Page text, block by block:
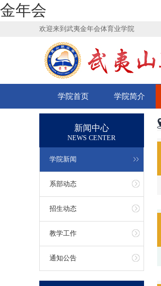
金年会
欢迎来到武夷金年会体育业学院
学院首页 学院简介
新闻中心
NEWS CENTER
学院新闻
系部动态
招生动态
教学工作
通知公告